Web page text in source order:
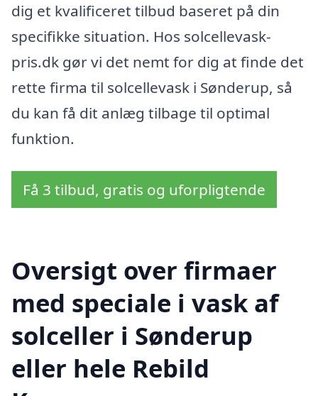
dig et kvalificeret tilbud baseret på din
specifikke situation. Hos solcellevask-
pris.dk gør vi det nemt for dig at finde det
rette firma til solcellevask i Sønderup, så
du kan få dit anlæg tilbage til optimal
funktion.
Få 3 tilbud, gratis og uforpligtende
Oversigt over firmaer
med speciale i vask af
solceller i Sønderup
eller hele Rebild